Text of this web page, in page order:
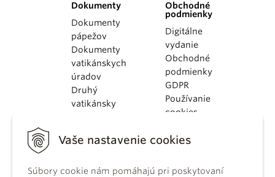
Vaše nastavenie cookies
Súbory cookie nám pomáhajú pri poskytovaní
Dokumenty
Dokumenty
pápežov
Dokumenty
vatikánskych
úradov
Druhý
vatikánsky
KBS
kánonického
Obchodné
podmienky
Digitálne
vydanie
Obchodné
podmienky
GDPR
Používanie
cookies